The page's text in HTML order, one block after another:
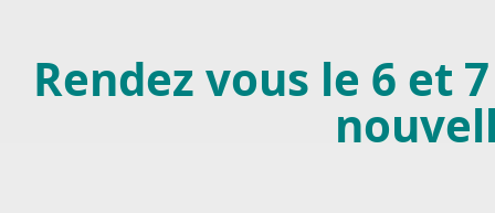
Rendez vous le 6 et